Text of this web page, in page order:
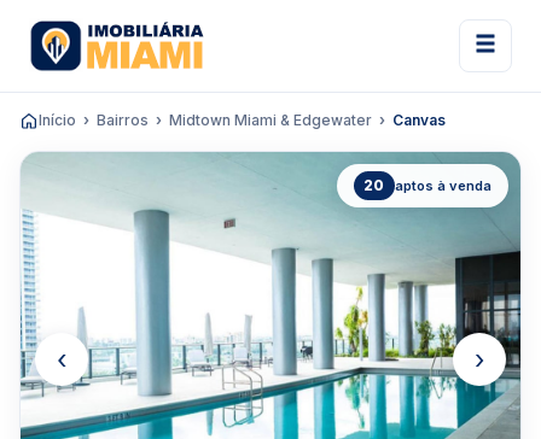
Início Bairros Midtown Miami & Edgewater Canvas
20 aptos à venda
‹ ›